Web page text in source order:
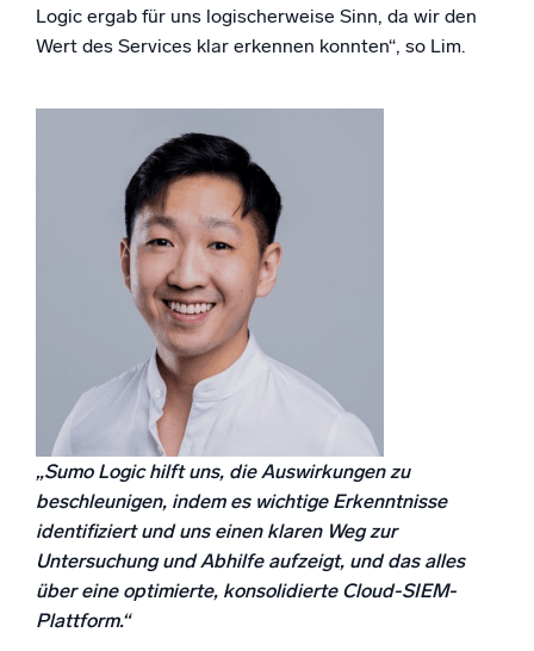
Logic ergab für uns logischerweise Sinn, da wir den
Wert des Services klar erkennen konnten“, so Lim.
„Sumo Logic hilft uns, die Auswirkungen zu
beschleunigen, indem es wichtige Erkenntnisse
identifiziert und uns einen klaren Weg zur
Untersuchung und Abhilfe aufzeigt, und das alles
über eine optimierte, konsolidierte Cloud-SIEM-
Plattform.“